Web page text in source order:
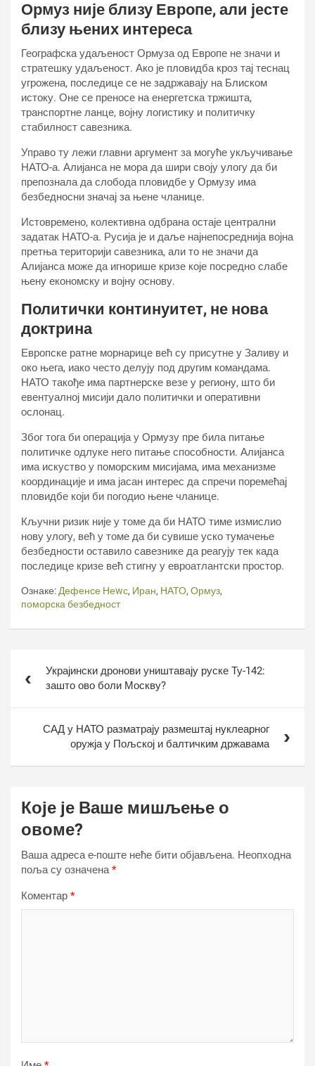
Ормуз није близу Европе, али јесте
близу њених интереса
Географска удаљеност Ормуза од Европе не значи и
стратешку удаљеност. Ако је пловидба кроз тај теснац
угрожена, последице се не задржавају на Блиском
истоку. Оне се преносе на енергетска тржишта,
транспортне ланце, војну логистику и политичку
стабилност савезника.
Управо ту лежи главни аргумент за могуће укључивање
НАТО-а. Алијанса не мора да шири своју улогу да би
препознала да слобода пловидбе у Ормузу има
безбедносни значај за њене чланице.
Истовремено, колективна одбрана остаје централни
задатак НАТО-а. Русија је и даље најнепосреднија војна
претња територији савезника, али то не значи да
Алијанса може да игнорише кризе које посредно слабе
њену економску и војну основу.
Политички континуитет, не нова
доктрина
Европске ратне морнарице већ су присутне у Заливу и
око њега, иако често делују под другим командама.
НАТО такође има партнерске везе у региону, што би
евентуалној мисији дало политички и оперативни
ослонац.
Због тога би операција у Ормузу пре била питање
политичке одлуке него питање способности. Алијанса
има искуство у поморским мисијама, има механизме
координације и има јасан интерес да спречи поремећај
пловидбе који би погодио њене чланице.
Кључни ризик није у томе да би НАТО тиме измислио
нову улогу, већ у томе да би сувише уско тумачење
безбедности оставило савезнике да реагују тек када
последице кризе већ стигну у евроатлантски простор.
Ознаке: Дефенсе Неwс, Иран, НАТО, Ормуз,
поморска безбедност
чланкаУкрајински дронови уништавају руске Ту-142:
зашто ово боли Москву?
САД у НАТО разматрају размештај нуклеарног
оружја у Пољској и балтичким државама
Које је Ваше мишљење о
овоме?
Ваша адреса е-поште неће бити објављена. Неопходна
поља су означена*
Коментар *